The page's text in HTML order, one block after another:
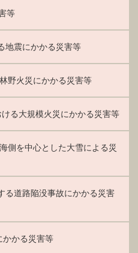
等
地震にかかる災害等
野火災にかかる災害等
る大規模火災にかかる災害等
側を中心とした大雪による災
る道路陥没事故にかかる災害
かかる災害等